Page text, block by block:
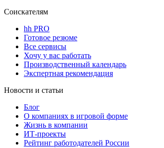
Соискателям
hh PRO
Готовое резюме
Все сервисы
Хочу у вас работать
Производственный календарь
Экспертная рекомендация
Новости и статьи
Блог
О компаниях в игровой форме
Жизнь в компании
ИТ-проекты
Рейтинг работодателей России